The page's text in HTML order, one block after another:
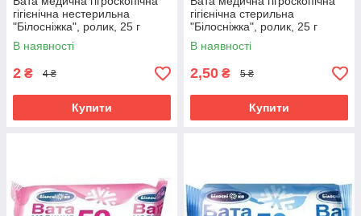
гігієнічна нестерильна
"Білосніжка", ролик, 25 г
В наявності
2 ₴ 4 ₴
Купити
гігієнічна стерильна
"Білосніжка", ролик, 25 г
В наявності
2,50 ₴ 5 ₴
Купити